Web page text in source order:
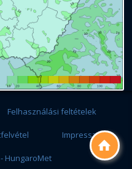

Felhasználási feltételek
Impresszum
HungaroMet